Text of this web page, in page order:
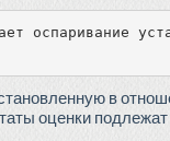
оспаривание
в
оценки